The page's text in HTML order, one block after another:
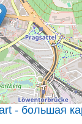
- большая